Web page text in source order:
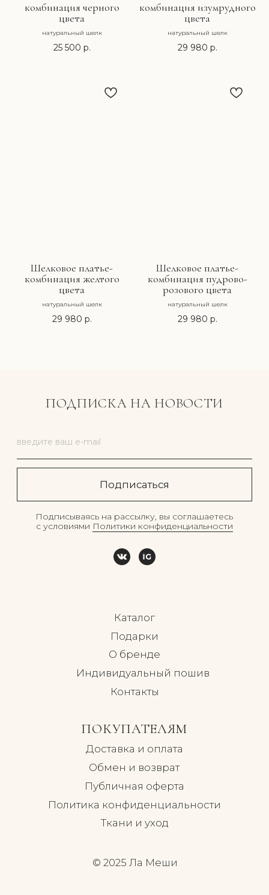
комбинация черного
цвета
натуральный шелк
25 500 р.
комбинация изумрудного
цвета
натуральный шелк
29 980 р.
Шелковое платье-
комбинация желтого
цвета
натуральный шелк
29 980 р.
Шелковое платье-
комбинация пудрово-
розового цвета
натуральный шелк
29 980 р.
ПОКУПАТЕЛЯМ
Индивидуальный пошив
Контакты
© 2025 Ла Меши